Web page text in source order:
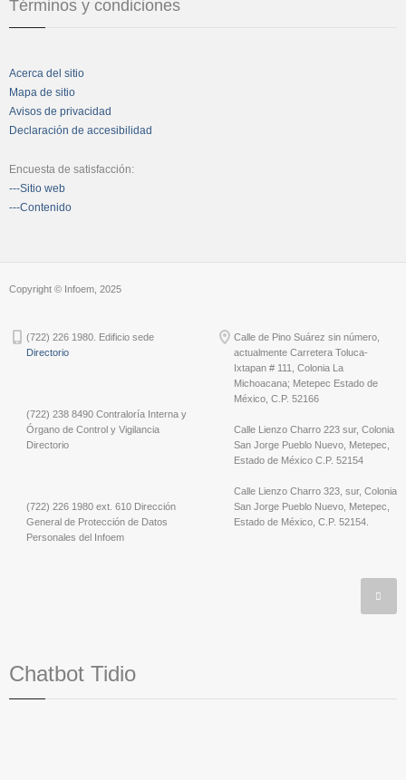
Términos y condiciones
Acerca del sitio
Mapa de sitio
Avisos de privacidad
Declaración de accesibilidad
Encuesta de satisfacción:
---Sitio web
---Contenido
Copyright © Infoem, 2025
(722) 226 1980. Edificio sede
Directorio
(722) 238 8490 Contraloría Interna y
Órgano de Control y Vigilancia
Directorio
(722) 226 1980 ext. 610 Dirección
General de Protección de Datos
Personales del Infoem
Calle de Pino Suárez sin número,
actualmente Carretera Toluca-
Ixtapan # 111, Colonia La
Michoacana; Metepec Estado de
México, C.P. 52166
Calle Lienzo Charro 223 sur, Colonia
San Jorge Pueblo Nuevo, Metepec,
Estado de México C.P. 52154
Calle Lienzo Charro 323, sur, Colonia
San Jorge Pueblo Nuevo, Metepec,
Estado de México, C.P. 52154.
Chatbot Tidio